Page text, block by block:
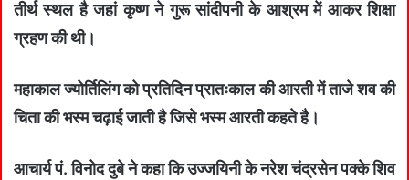
तीर्थ स्थल है जहां कृष्ण ने गुरू सांदीपनी के आश्रम में आकर शिक्षा
ग्रहण की थी।
महाकाल ज्योर्तिलिंग को प्रतिदिन प्रातःकाल की आरती में ताजे शव की
चिता की भस्म चढ़ाई जाती है जिसे भस्म आरती कहते है।
आचार्य पं. विनोद दुबे ने कहा कि उज्जयिनी के नरेश चंद्रसेन पक्के शिव